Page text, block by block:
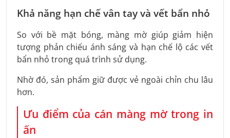
Khả năng hạn chế vân tay và vết bẩn nhỏ
So với bề mặt bóng, màng mờ giúp giảm hiện
tượng phản chiếu ánh sáng và hạn chế lộ các vết
bẩn nhỏ trong quá trình sử dụng.
Nhờ đó, sản phẩm giữ được vẻ ngoài chỉn chu lâu
hơn.
Ưu điểm của cán màng mờ trong in
ấn